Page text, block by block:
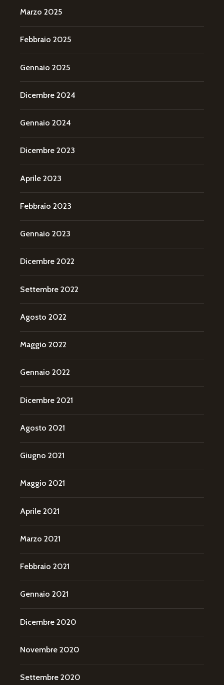
Marzo 2025
Febbraio 2025
Gennaio 2025
Dicembre 2024
Gennaio 2024
Dicembre 2023
Aprile 2023
Febbraio 2023
Gennaio 2023
Dicembre 2022
Settembre 2022
Agosto 2022
Maggio 2022
Gennaio 2022
Dicembre 2021
Agosto 2021
Giugno 2021
Maggio 2021
Aprile 2021
Marzo 2021
Febbraio 2021
Gennaio 2021
Dicembre 2020
Novembre 2020
Settembre 2020